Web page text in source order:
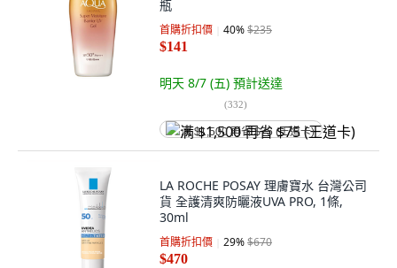
瓶
首購折扣價 40%$235
$141
明天 8/7 (五) 預計送達
(332)
满 $1,500 再省 $75 (王道卡)
LA ROCHE POSAY 理膚寶水 台灣公司
貨 全護清爽防曬液UVA PRO, 1條,
30ml
首購折扣價 29%$670
$470